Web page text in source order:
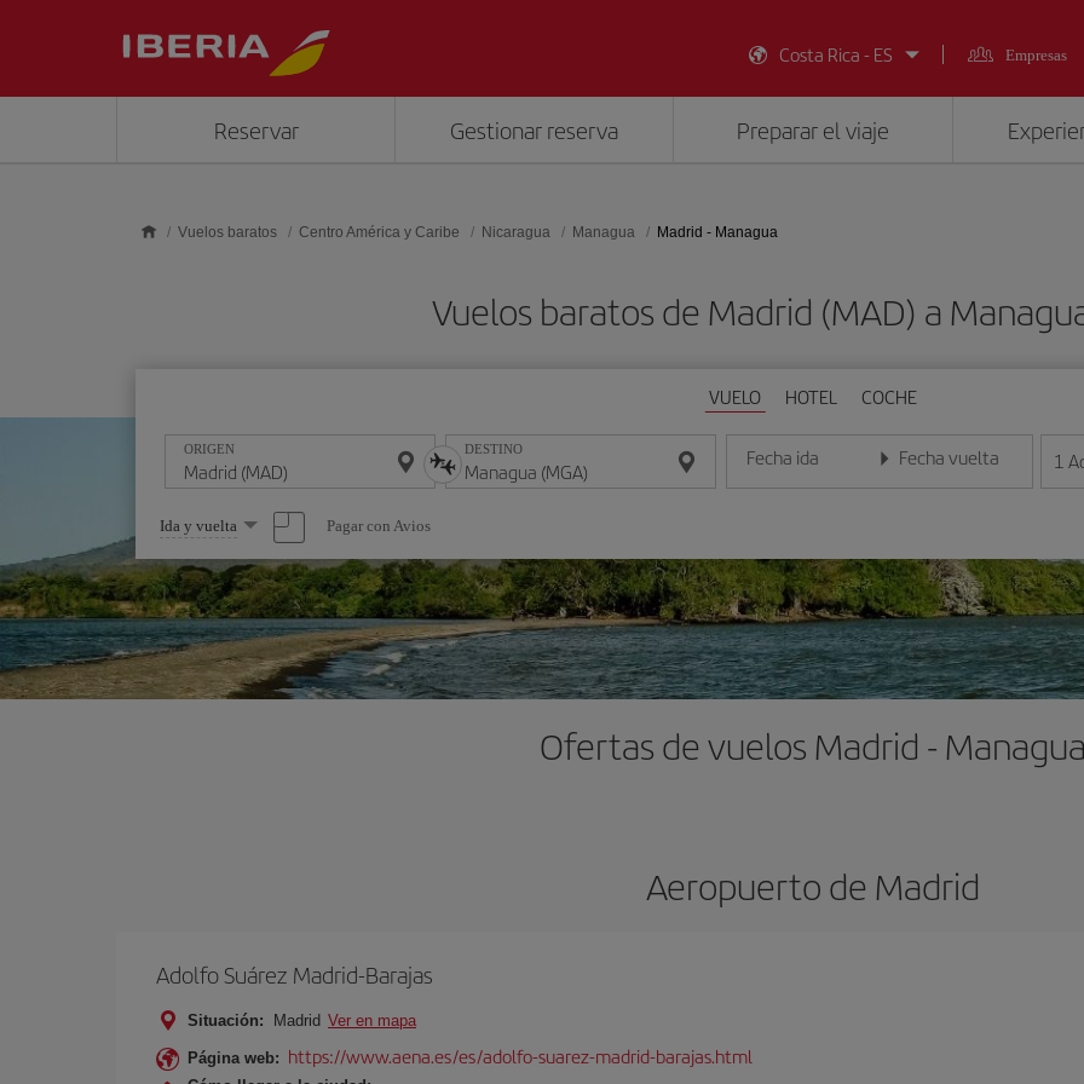
Costa Rica - ES
Empresas
Reservar Gestionar reserva Preparar el viaje
Vuelos baratos Centro América y Caribe Nicaragua Managua Madrid - Managua
Vuelos baratos de Madrid (MAD) a
VUELO HOTEL COCHE
ORIGEN DESTINO Fecha ida
Introduce la fecha en formato día/mes/año
Fecha vuelta
Introduce la fecha en 1
Seleccione
una
opción
Ida y vuelta Pagar con Avios
Ofertas de vuelos Madrid -
Aeropuerto de Madrid
Adolfo Suárez Madrid-Barajas
Situación: Madrid Ver en mapa
Página web: https://www.aena.es/es/adolfo-suarez-madrid-barajas.html